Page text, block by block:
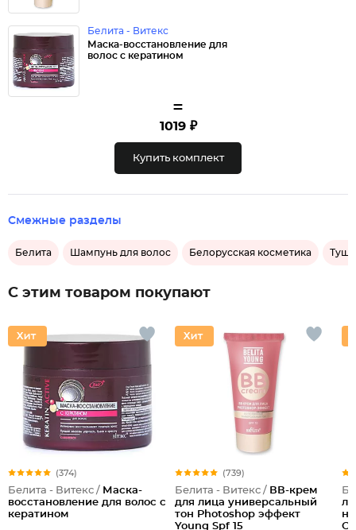
Белита - Витекс
Маска-восстановление для
волос с кератином
=
1019 ₽
Купить комплект
Смежные разделы
Белита Шампунь для волос Белорусская косметика
С этим товаром покупают
(374)
Белита - Витекс / Маска-
восстановление для волос с
кератином
(739)
Белита - Витекс / ВВ-крем
для лица универсальный
тон Photoshop эффект
Young Spf 15